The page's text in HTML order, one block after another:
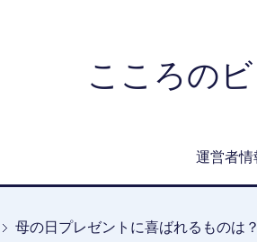
こころの
運営者情
母の日プレゼントに喜ばれるものは